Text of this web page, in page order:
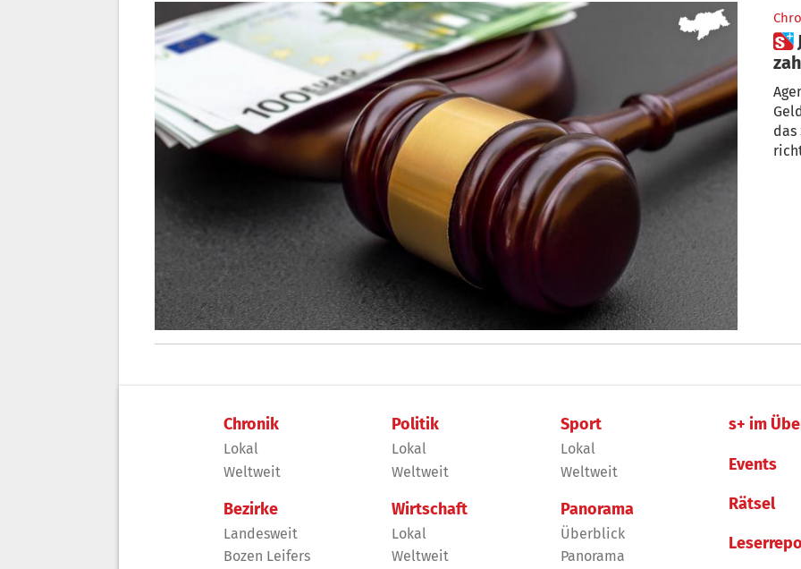
 Junge Ärztin soll 90.000 Euro
Chronik
Lokal
Weltweit
Bezirke
Landesweit
Bozen Leifers
Politik
Lokal
Weltweit
Wirtschaft
Lokal
Weltweit
Sport
Lokal
Weltweit
Panorama
Überblick
Panorama
s+ im
Events
Rätsel